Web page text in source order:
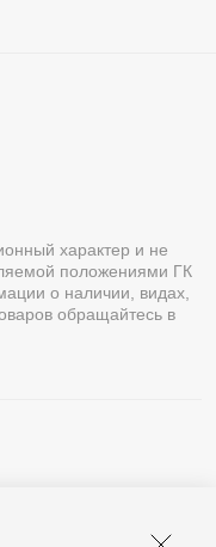
характер и не
положениями ГК
о наличии, видах,
обращайтесь в